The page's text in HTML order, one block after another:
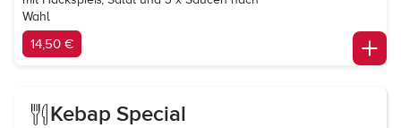
Wahl
14,50 €
Kebap Special